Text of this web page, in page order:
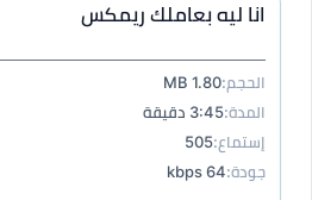
انا ليه بعاملك ريمكس
الحجم:1.80 MB
المدة:3:45 دقيقة
إستماع:505
جودة:64 kbps